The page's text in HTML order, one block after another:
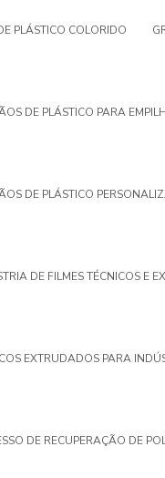
PLÁSTICO COLORIDO
DE PLÁSTICO PARA
DE PLÁSTICO
DE FILMES TÉCNICOS E
EXTRUDADOS PARA
DE RECUPERAÇÃO DE